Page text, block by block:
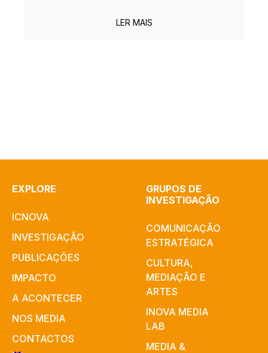
LER MAIS
EXPLORE
ICNOVA
INVESTIGAÇÃO
PUBLICAÇÕES
IMPACTO
A ACONTECER
NOS MEDIA
CONTACTOS
GRUPOS DE
INVESTIGAÇÃO
COMUNICAÇÃO
ESTRATÉGICA
CULTURA,
MEDIAÇÃO E
ARTES​
INOVA MEDIA
LAB
MEDIA &